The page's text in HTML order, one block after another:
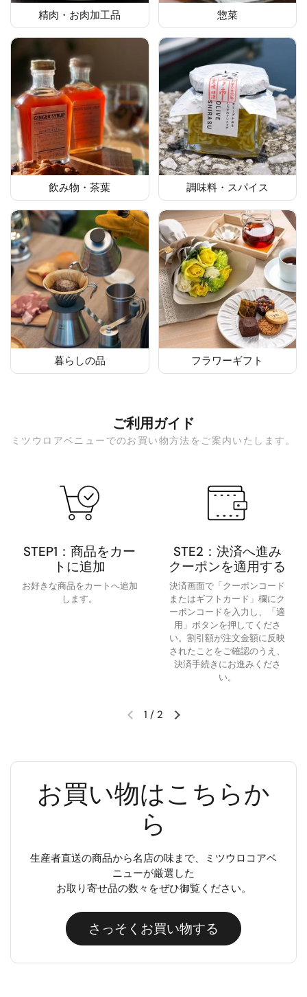
精肉・お肉加工品 惣菜
飲み物・茶葉 調味料・スパイス
暮らしの品 フラワーギフト
ご利用ガイド
ミツウロアベニューでのお買い物方法をご案内いたします。
STEP1：商品をカー
トに追加
お好きな商品をカートへ追加
します。
STE2：決済へ進み
クーポンを適用する
決済画面で「クーポンコード
またはギフトカード」欄にク
ーポンコードを入力し、「適
用」ボタンを押してくださ
い。割引額が注文金額に反映
されたことをご確認のうえ、
決済手続きにお進みくださ
い。
1 / 2
お買い物はこちらか
ら
生産者直送の商品から名店の味まで、ミツウロコアベ
ニューが厳選した
お取り寄せ品の数々をぜひ御覧ください。
さっそくお買い物する